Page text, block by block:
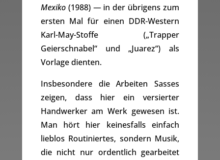
Mexiko(1988) — in der übrigens zum
ersten Mal für einen DDR-Western
Karl-May-Stoffe („Trapper
Geierschnabel“ und „Juarez“) als
Vorlage dienten.
Insbesondere die Arbeiten Sasses
zeigen, dass hier ein versierter
Handwerker am Werk gewesen ist.
Man hört hier keinesfalls einfach
lieblos Routiniertes, sondern Musik,
die nicht nur ordentlich gearbeitet